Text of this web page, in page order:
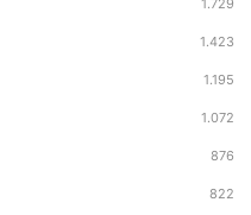
1.423
1.195
1.072
876
822